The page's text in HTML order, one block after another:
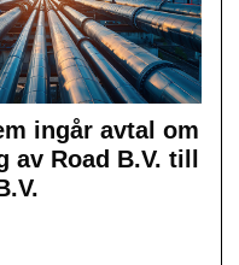
ingår avtal om
Road B.V. till